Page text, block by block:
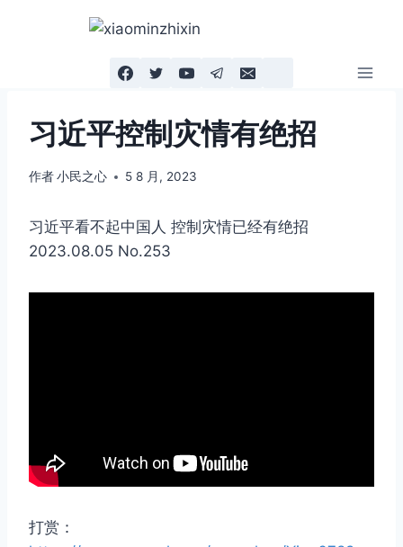
习近平控制灾情有绝招
作者小民之心 5 8 月, 2023
习近平看不起中国人 控制灾情已经有绝招
2023.08.05 No.253
打赏：